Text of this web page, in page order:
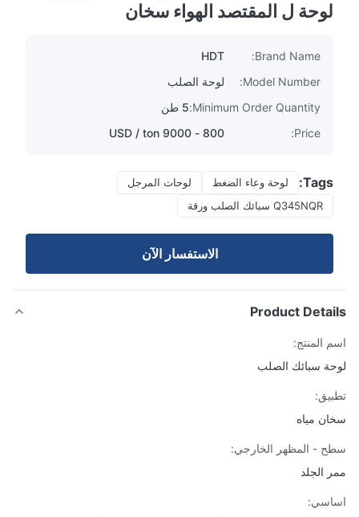
لوحة ل المقتصد الهواء سخان
Brand Name:
Model Number:
لوحة الصلب
Minimum Order Quantity: 5 طن
Price:
Tags: لوحة وعاء الضغط
لوحات المرجل
Q345NQR سبائك الصلب ورقة
الاستفسار الآن
Product
المنتج:
سبائك الصلب
مياه
- المظهر الخارجي:
الجلد